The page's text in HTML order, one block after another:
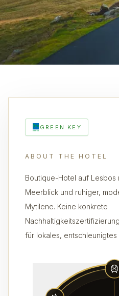
GREEN KEY
ABOUT THE HOTEL
Boutique-Hotel auf Lesbos
Meerblick und ruhiger,
Mytilene. Keine konkrete
für lokales, entschleunigtes